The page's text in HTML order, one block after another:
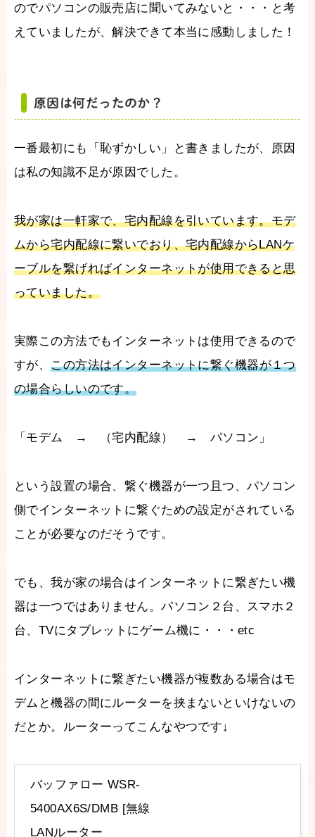
のでパソコンの販売店に聞いてみないと・・・と考
えていましたが、解決できて本当に感動しました！
原因は何だったのか？
一番最初にも「恥ずかしい」と書きましたが、原因
は私の知識不足が原因でした。
我が家は一軒家で、宅内配線を引いています。モデ
ムから宅内配線に繋いでおり、宅内配線からLANケ
ーブルを繋げればインターネットが使用できると思
っていました。
実際この方法でもインターネットは使用できるので
すが、この方法はインターネットに繋ぐ機器が１つ
の場合らしいのです。
「モデム → （宅内配線） → パソコン」
という設置の場合、繋ぐ機器が一つ且つ、パソコン
側でインターネットに繋ぐための設定がされている
ことが必要なのだそうです。
でも、我が家の場合はインターネットに繋ぎたい機
器は一つではありません。パソコン２台、スマホ２
台、TVにタブレットにゲーム機に・・・etc
インターネットに繋ぎたい機器が複数ある場合はモ
デムと機器の間にルーターを挟まないといけないの
だとか。ルーターってこんなやつです↓
バッファロー WSR-
5400AX6S/DMB [無線
LANルーター